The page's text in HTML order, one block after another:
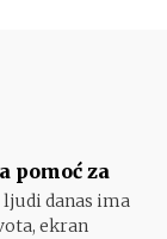
pomoć za
ljudi danas ima
ekran